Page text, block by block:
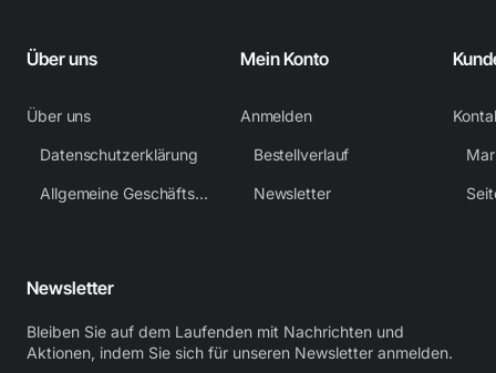
Über uns
Über uns
Datenschutzerklärung
Allgemeine Geschäftsbedingungen
Mein Konto
Anmelden
Bestellverlauf
Newsletter
Newsletter
Bleiben Sie auf dem Laufenden mit Nachrichten und
Aktionen, indem Sie sich für unseren Newsletter anmelden.